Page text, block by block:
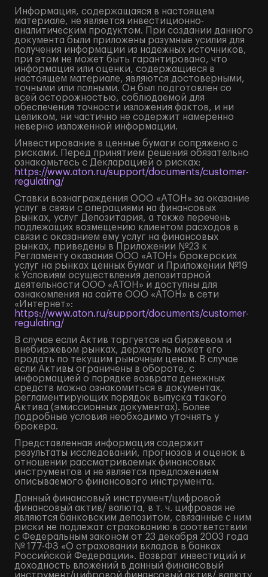
Информация, содержащаяся в настоящем
материале, не является инвестиционно-
аналитическим продуктом. При создании данного
документа были приложены разумные усилия для
получения информации из надежных источников,
при этом не может быть гарантировано, что
информация или оценки, содержащиеся в
настоящем материале, являются достоверными,
точными или полными. Он был подготовлен со
всей осторожностью, соблюдаемой для
обеспечения точности изложения фактов, и ни
целиком, ни частично не содержит намеренно
неверно изложенной информации.
Инвестирование в ценные бумаги сопряжено с
рисками. Перед принятием решения обязательно
ознакомьтесь с Декларацией о рисках:
https://www.aton.ru/support/documents/customer-
regulating/
Ставки вознаграждения ООО «АТОН» за оказание
услуг в связи с операциями на финансовых
рынках, услуг Депозитария, а также перечень
подлежащих возмещению клиентом расходов в
связи с оказанием ему услуг на финансовых
рынках, приведены в Приложении №23 к
Регламенту оказания ООО «АТОН» брокерских
услуг на рынках ценных бумаг и Приложении №19
к Условиям осуществления депозитарной
деятельности ООО «АТОН» и доступны для
ознакомления на сайте ООО «АТОН» в сети
«Интернет»:
https://www.aton.ru/support/documents/customer-
regulating/
В случае если Актив торгуется на биржевом и
внебиржевом рынках, держатель может его
продать по текущим рыночным ценам. В случае
если Активы ограничены в обороте, с
информацией о порядке возврата денежных
средств можно ознакомиться в документах,
регламентирующих порядок выпуска такого
Актива (эмиссионных документах). Более
подробные условия необходимо уточнять у
брокера.
Представленная информация содержит
результаты исследований, прогнозов и оценок в
отношении рассматриваемых финансовых
инструментов и не является предложением
описываемого финансового инструмента.
Данный финансовый инструмент/цифровой
финансовый актив/ валюта, в т. ч. цифровая не
являются банковским депозитом, связанные с ним
риски не подлежат страхованию в соответствии
с Федеральным законом от 23 декабря 2003 года
№ 177-ФЗ «О страховании вкладов в банках
Российской Федерации». Возврат инвестиций и
доходность вложений в данный финансовый